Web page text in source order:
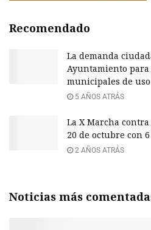
Recomendado
La demanda
Ayuntamiento
municipales de
5 AÑOS ATRÁS
La X Marcha
20 de octubre con
2 AÑOS ATRÁS
Noticias más